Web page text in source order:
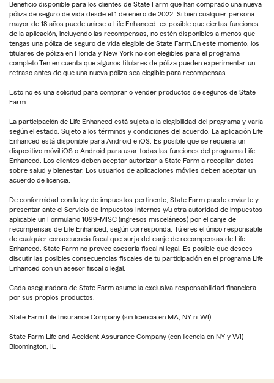
Beneficio disponible para los clientes de State Farm que han comprado una nueva
póliza de seguro de vida desde el 1 de enero de 2022. Si bien cualquier persona
mayor de 18 años puede unirse a Life Enhanced, es posible que ciertas funciones
de la aplicación, incluyendo las recompensas, no estén disponibles a menos que
tengas una póliza de seguro de vida elegible de State Farm.En este momento, los
titulares de póliza en Florida y New York no son elegibles para el programa
completo.Ten en cuenta que algunos titulares de póliza pueden experimentar un
retraso antes de que una nueva póliza sea elegible para recompensas.
Esto no es una solicitud para comprar o vender productos de seguros de State
Farm.
La participación de Life Enhanced está sujeta a la elegibilidad del programa y varía
según el estado. Sujeto a los términos y condiciones del acuerdo. La aplicación Life
Enhanced está disponible para Android e iOS. Es posible que se requiera un
dispositivo móvil iOS o Android para usar todas las funciones del programa Life
Enhanced. Los clientes deben aceptar autorizar a State Farm a recopilar datos
sobre salud y bienestar. Los usuarios de aplicaciones móviles deben aceptar un
acuerdo de licencia.
De conformidad con la ley de impuestos pertinente, State Farm puede enviarte y
presentar ante el Servicio de Impuestos Internos y/u otra autoridad de impuestos
aplicable un Formulario 1099-MISC (ingresos misceláneos) por el canje de
recompensas de Life Enhanced, según corresponda. Tú eres el único responsable
de cualquier consecuencia fiscal que surja del canje de recompensas de Life
Enhanced. State Farm no provee asesoría fiscal ni legal. Es posible que desees
discutir las posibles consecuencias fiscales de tu participación en el programa Life
Enhanced con un asesor fiscal o legal.
Cada aseguradora de State Farm asume la exclusiva responsabilidad financiera
por sus propios productos.
State Farm Life Insurance Company (sin licencia en MA, NY ni WI)
State Farm Life and Accident Assurance Company (con licencia en NY y WI)
Bloomington, IL